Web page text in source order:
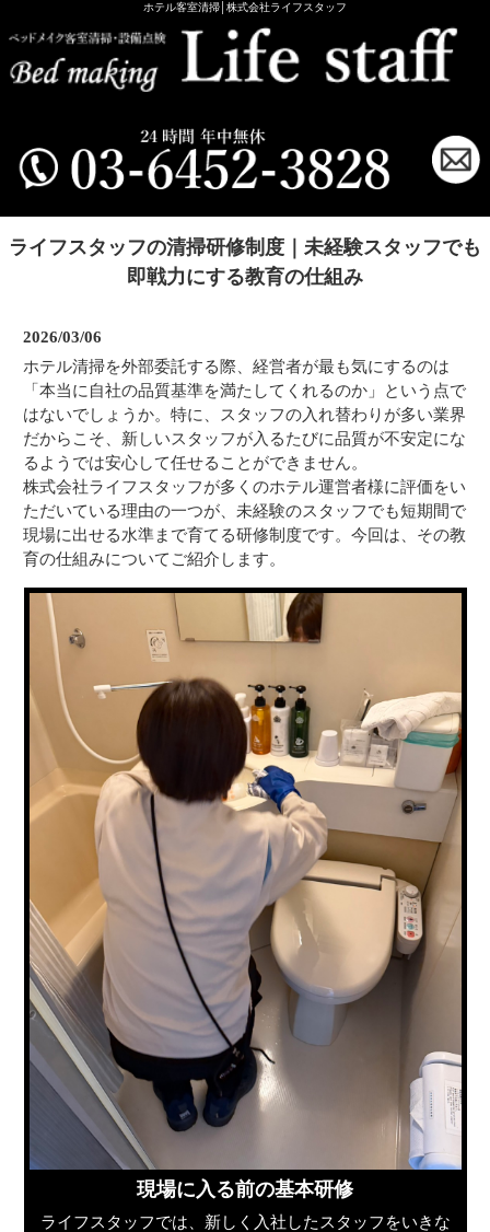
ホテル客室清掃│株式会社ライフスタッフ
ライフスタッフの清掃研修制度｜未経験スタッフでも
即戦力にする教育の仕組み
2026/03/06
ホテル清掃を外部委託する際、経営者が最も気にするのは
「本当に自社の品質基準を満たしてくれるのか」という点で
はないでしょうか。特に、スタッフの入れ替わりが多い業界
だからこそ、新しいスタッフが入るたびに品質が不安定にな
るようでは安心して任せることができません。
株式会社ライフスタッフが多くのホテル運営者様に評価をい
ただいている理由の一つが、未経験のスタッフでも短期間で
現場に出せる水準まで育てる研修制度です。今回は、その教
育の仕組みについてご紹介します。
現場に入る前の基本研修
ライフスタッフでは、新しく入社したスタッフをいきな